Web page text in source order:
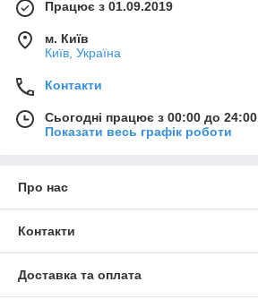
Працює з 01.09.2019
м. Київ
Київ, Україна
Контакти
Сьогодні працює з 00:00 до 24:00
Показати весь графік роботи
Про нас
Контакти
Доставка та оплата